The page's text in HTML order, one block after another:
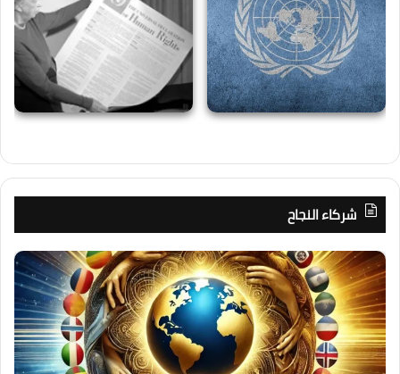
شركاء النجاح